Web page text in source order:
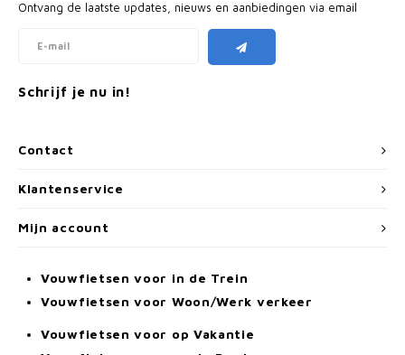
Contact
Ontvang de laatste updates, nieuws en aanbiedingen via email
Schrijf je nu in!
Klantenservice
Mijn account
Vouwfietsen voor in de Trein
Vouwfietsen voor Woon/Werk verkeer
Vouwfietsen voor op Vakantie